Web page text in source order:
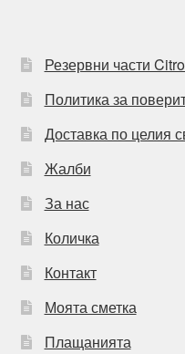
Резервни части
Политика за
Доставка по целия
Жалби
За нас
Количка
Контакт
Моята сметка
Плащанията